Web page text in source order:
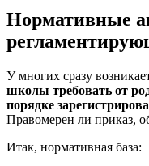
Нормативные
У многих сразу
школы требовать от
порядке
Правомерен ли приказ,
Итак, нормативная база: